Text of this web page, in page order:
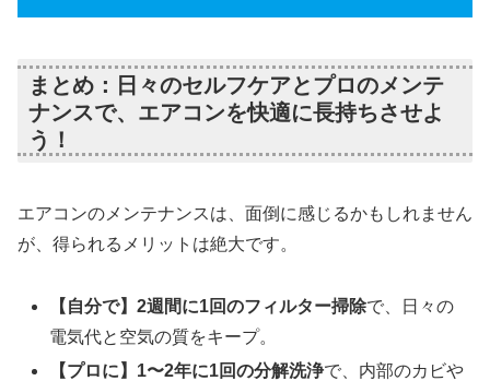
まとめ：日々のセルフケアとプロのメンテ
ナンスで、エアコンを快適に長持ちさせよ
う！
エアコンのメンテナンスは、面倒に感じるかもしれません
が、得られるメリットは絶大です。
【自分で】2週間に1回のフィルター掃除で、日々の
電気代と空気の質をキープ。
【プロに】1〜2年に1回の分解洗浄で、内部のカビや